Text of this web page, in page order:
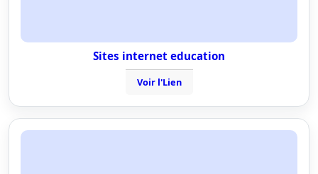
Sites internet education
Voir l'Lien